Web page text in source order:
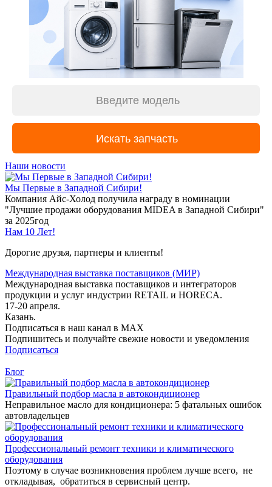
Наши новости
Мы Первые в Западной Сибири!
Компания Айс-Холод получила награду в номинации
"Лучшие продажи оборудования MIDEA в Западной Сибири"
за 2025год
Нам 10 Лет!
Дорогие друзья, партнеры и клиенты!
Международная выставка поставщиков (МИР)
Международная выставка поставщиков и интеграторов
продукции и услуг индустрии RETAIL и HORECA.
17-20 апреля.
Казань.
Подписаться в наш канал в MAX
Подпишитесь и получайте свежие новости и уведомления
Подписаться
Блог
Правильный подбор масла в автокондиционер
Неправильное масло для кондиционера: 5 фатальных ошибок
автовладельцев
Профессиональный ремонт техники и климатического
оборудования
Поэтому в случае возникновения проблем лучше всего, не
откладывая, обратиться в сервисный центр.